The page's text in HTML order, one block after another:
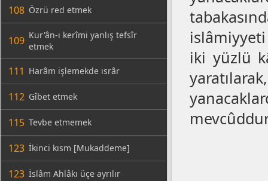
108 Özrü red etmek
109 Kur'ân-ı kerîmi yanlış tefsîr
etmek
111 Harâm işlemekde ısrâr
112 Gîbet etmek
115 Tevbe etmemek
123 İkinci kısm [Mukaddeme]
123 İslâm Ahlâkı üçe ayrılır
iki yüzlü